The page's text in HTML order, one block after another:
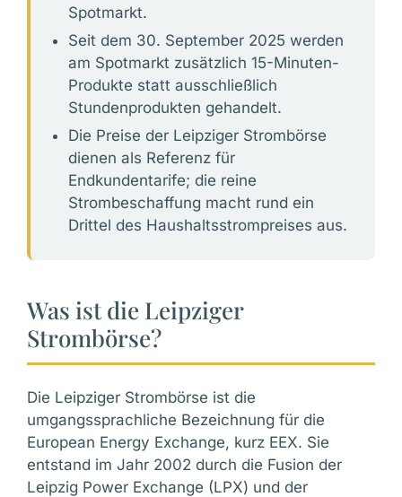
Spotmarkt.
Seit dem 30. September 2025 werden
am Spotmarkt zusätzlich 15-Minuten-
Produkte statt ausschließlich
Stundenprodukten gehandelt.
Die Preise der Leipziger Strombörse
dienen als Referenz für
Endkundentarife; die reine
Strombeschaffung macht rund ein
Drittel des Haushaltsstrompreises aus.
Was ist die Leipziger
Strombörse?
Die Leipziger Strombörse ist die
umgangssprachliche Bezeichnung für die
European Energy Exchange, kurz EEX. Sie
entstand im Jahr 2002 durch die Fusion der
Leipzig Power Exchange (LPX) und der